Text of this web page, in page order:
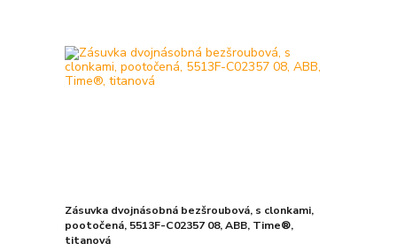
Zásuvka dvojnásobná bezšroubová, s clonkami,
pootočená, 5513F-C02357 08, ABB, Time®,
titanová